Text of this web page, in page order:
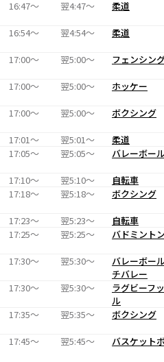
16:47〜
翌4:47〜 柔道
16:54〜
翌4:54〜 柔道
17:00〜
翌5:00〜 フェンシン
17:00〜
翌5:00〜 ホッケー
17:00〜
翌5:00〜 ボクシング
17:01〜
翌5:01〜 柔道
17:05〜
翌5:05〜 バレーボー
17:10〜
翌5:10〜 自転車
17:18〜
翌5:18〜 ボクシング
17:23〜
翌5:23〜 自転車
17:25〜
翌5:25〜 バドミントン
17:30〜
翌5:30〜
バレーボー
チバレー
17:30〜 翌5:30〜
ラグビーフ
ル
17:35〜
翌5:35〜 ボクシング
17:45〜
翌5:45〜 バスケット